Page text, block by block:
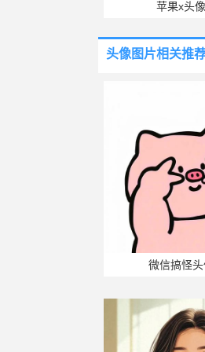
苹果x头
头像图片相关推
微信搞怪